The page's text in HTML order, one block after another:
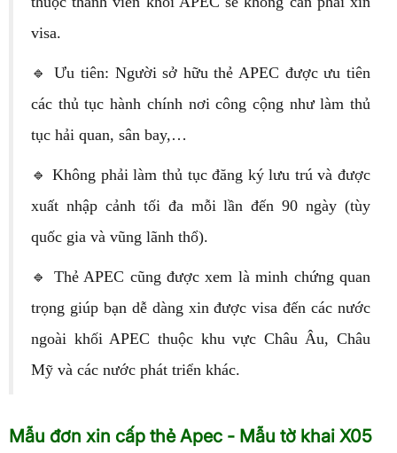
visa.
🔹 Ưu tiên: Người sở hữu thẻ APEC được ưu tiên
các thủ tục hành chính nơi công cộng như làm thủ
tục hải quan, sân bay,…
🔹 Không phải làm thủ tục đăng ký lưu trú và được
xuất nhập cảnh tối đa mỗi lần đến 90 ngày (tùy
quốc gia và vũng lãnh thổ).
🔹 Thẻ APEC cũng được xem là minh chứng quan
trọng giúp bạn dễ dàng xin được visa đến các nước
ngoài khối APEC thuộc khu vực Châu Âu, Châu
Mỹ và các nước phát triển khác.
Mẫu đơn xin cấp thẻ Apec - Mẫu tờ khai X05